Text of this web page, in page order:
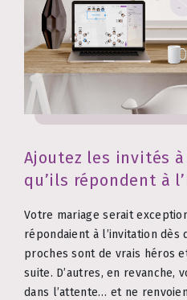
Ajoutez les invités
qu’ils répondent à
Votre mariage serait
répondaient à l’invitation dès
proches sont de vrais héros
suite. D’autres, en revanche,
dans l’attente… et ne